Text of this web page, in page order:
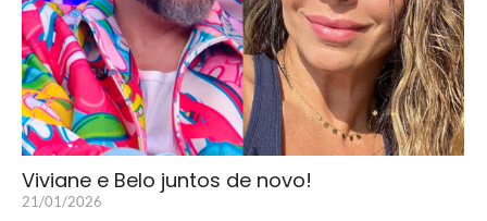
Viviane e Belo juntos de novo!
21/01/2026